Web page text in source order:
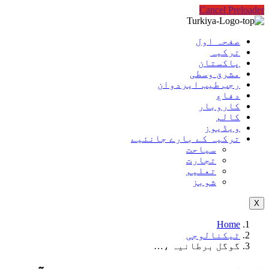
Cancel Preloader
صفحہ اول
ترکیہ
پاکستان
مشرق وسطی
رجب طیب ایردوان
دفاع
کاروبار
کالم
ویڈیوز
ترکیہ کے بارے جانئیے
سیاحت
تجارت
تعلیم
شوبز
X
Home
ٹیکنالوجی
گوگل برطانیہ ،…